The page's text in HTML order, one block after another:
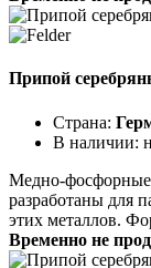
Припой
Страна:
В наличии:
Медно-фосфорные
разработаны для
этих металлов.
Временно не